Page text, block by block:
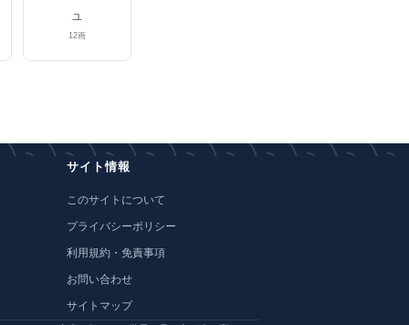
ユ
12画
サイト情報
このサイトについて
プライバシーポリシー
利用規約・免責事項
お問い合わせ
サイトマップ